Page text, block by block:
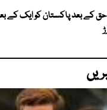
کے بعد پاکستان کو ایک کے